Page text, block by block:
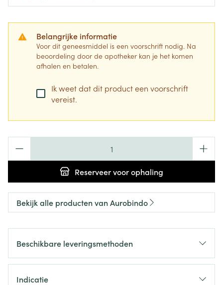
Belangrijke informatie
Voor dit geneesmiddel is een voorschrift nodig. Na
beoordeling door de apotheker kan je het komen
afhalen en betalen.
Ik weet dat dit product een voorschrift
vereist.
Reserveervoor ophaling
Bekijk alle producten van Aurobindo
Beschikbare leveringsmethoden
Indicatie